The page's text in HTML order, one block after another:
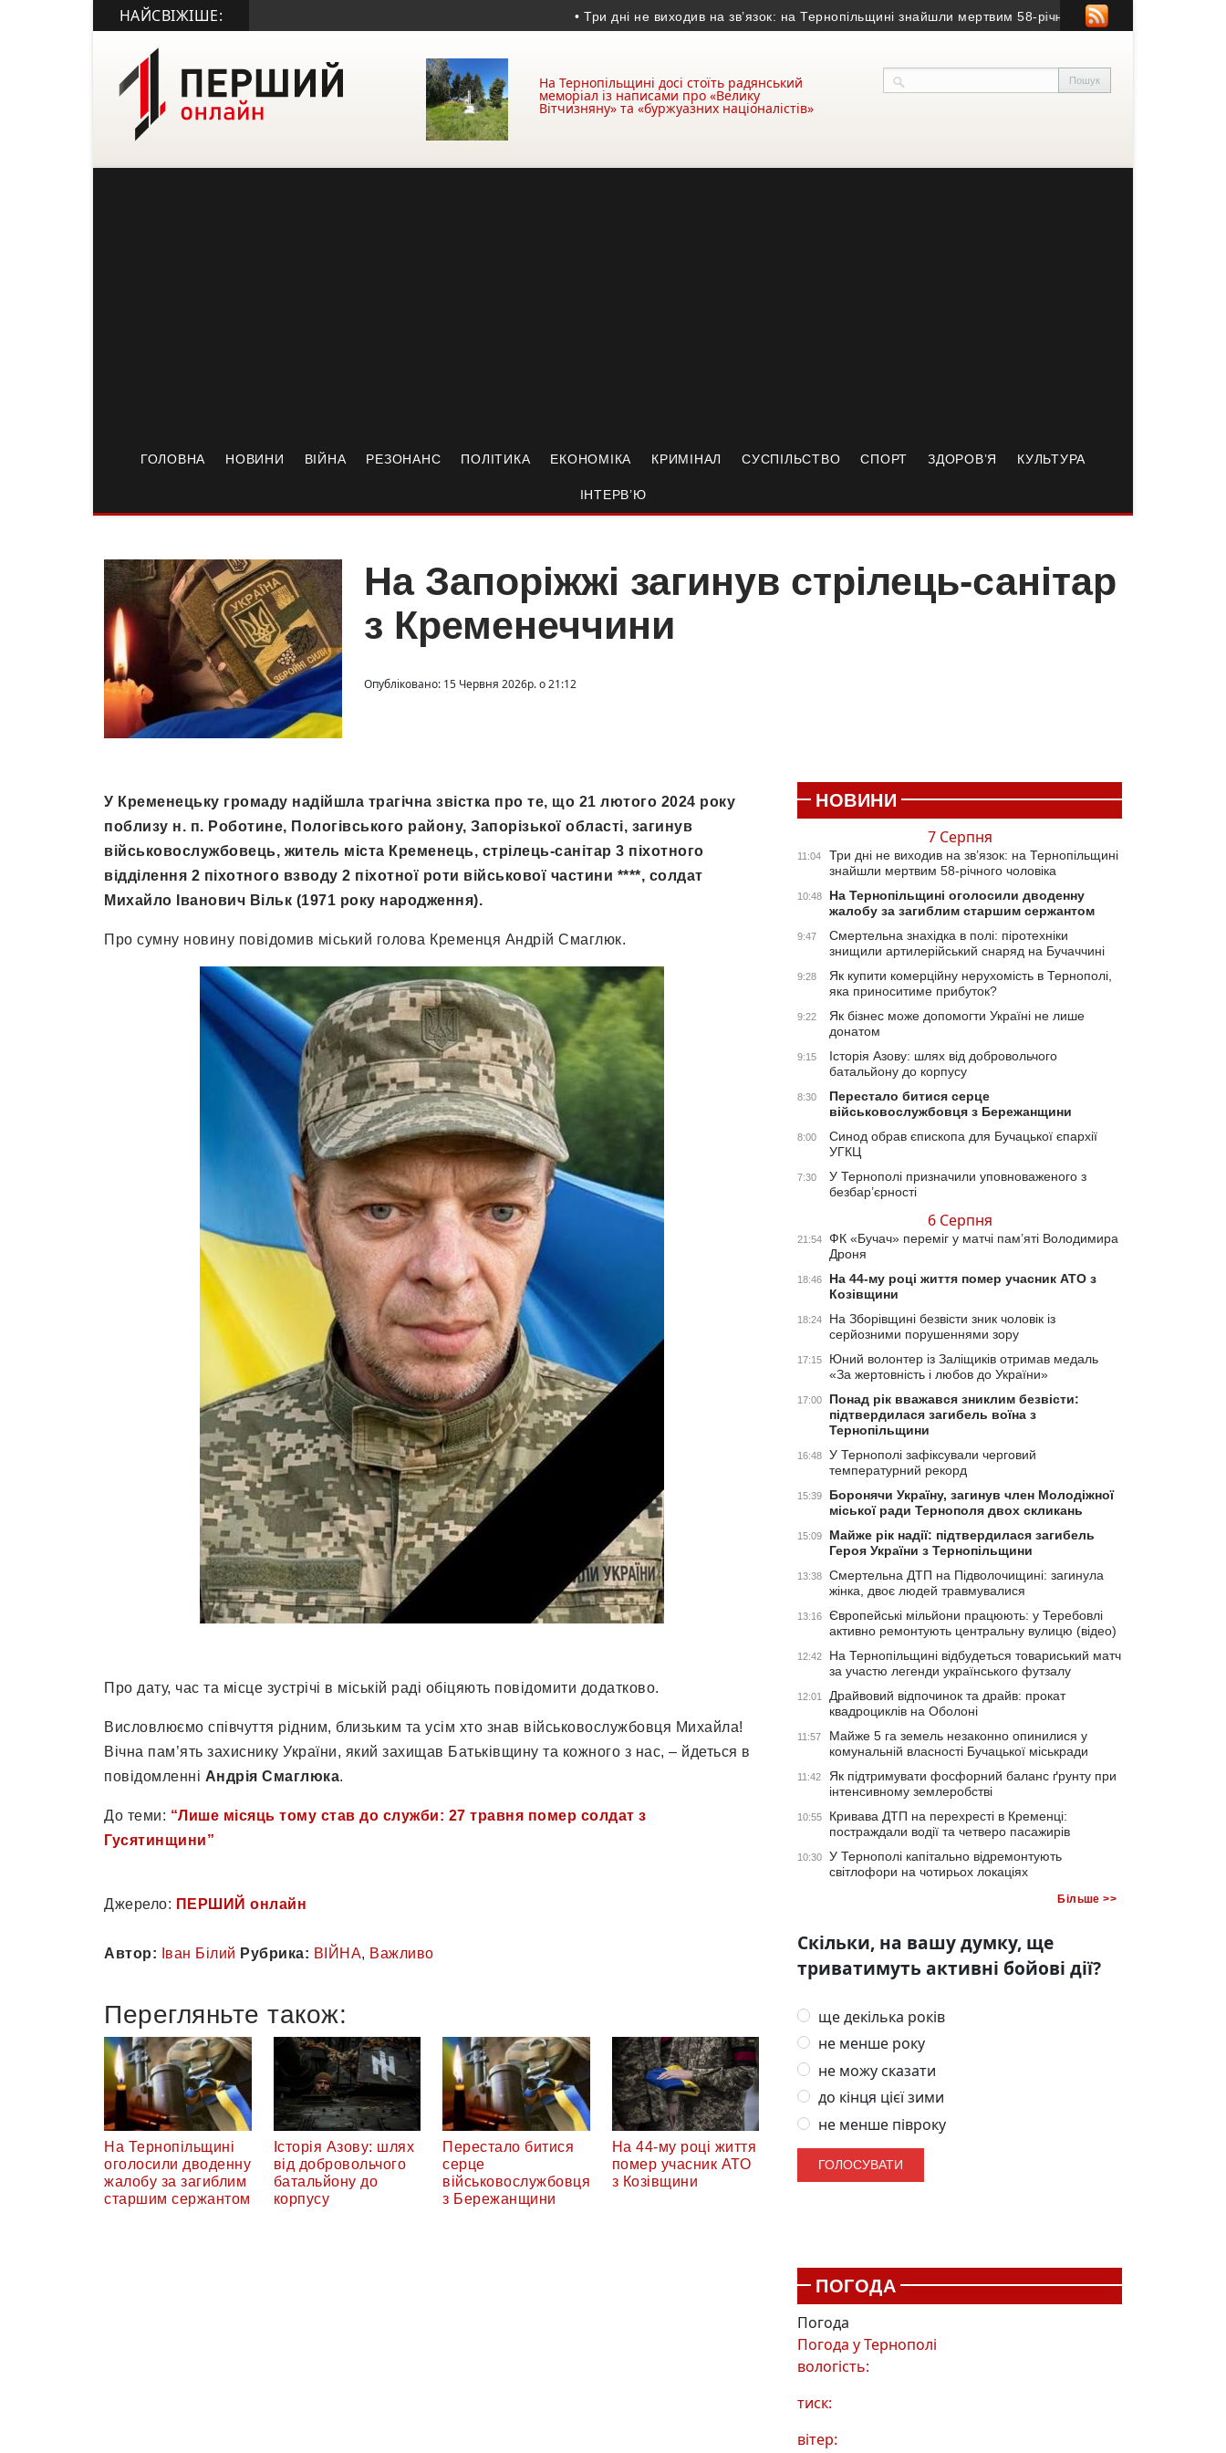
НАЙСВІЖІШЕ: • Три дні не виходив на зв’язок: на Тернопільщині знайшли мертвим 58-річного чоловіка • На
На Тернопільщині досі стоїть радянський
меморіал із написами про «Велику
Вітчизняну» та «буржуазних націоналістів»
ГОЛОВНА НОВИНИ ВІЙНА РЕЗОНАНС ПОЛІТИКА ЕКОНОМІКА КРИМІНАЛ СУСПІЛЬСТВО СПОРТ ЗДОРОВ’Я КУЛЬТУРА
ІНТЕРВ’Ю
На Запоріжжі загинув стрілець-санітар
з Кременеччини
Опубліковано: 15 Червня 2026р. о 21:12
У Кременецьку громаду надійшла трагічна звістка про те, що 21 лютого 2024 року
поблизу н. п. Роботине, Пологівського району, Запорізької області, загинув
військовослужбовець, житель міста Кременець, стрілець-санітар 3 піхотного
відділення 2 піхотного взводу 2 піхотної роти військової частини ****, солдат
Михайло Іванович Вільк (1971 року народження).
Про сумну новину повідомив міський голова Кременця Андрій Смаглюк.
Про дату, час та місце зустрічі в міській раді обіцяють повідомити додатково.
Висловлюємо співчуття рідним, близьким та усім хто знав військовослужбовця Михайла!
Вічна пам’ять захиснику України, який захищав Батьківщину та кожного з нас, – йдеться в
повідомленні Андрія Смаглюка.
До теми: “Лише місяць тому став до служби: 27 травня помер солдат з
Гусятинщини”
Джерело: ПЕРШИЙ онлайн
Автор: Іван Білий Рубрика: ВІЙНА, Важливо
Перегляньте також:
На Тернопільщині
оголосили дводенну
жалобу за загиблим
старшим сержантом
Історія Азову: шлях
від добровольчого
батальйону до
корпусу
Перестало битися
серце
військовослужбовця
з Бережанщини
На 44-му році життя
помер учасник АТО
з Козівщини
НОВИНИ
7 Серпня
11:04
Три дні не виходив на зв’язок: на Тернопільщині
знайшли мертвим 58-річного чоловіка
10:48
На Тернопільщині оголосили дводенну
жалобу за загиблим старшим сержантом
9:47
Смертельна знахідка в полі: піротехніки
знищили артилерійський снаряд на Бучаччині
9:28
Як купити комерційну нерухомість в Тернополі,
яка приноситиме прибуток?
9:22
Як бізнес може допомогти Україні не лише
донатом
9:15
Історія Азову: шлях від добровольчого
батальйону до корпусу
8:30
Перестало битися серце
військовослужбовця з Бережанщини
8:00
Синод обрав єпископа для Бучацької єпархії
УГКЦ
7:30
У Тернополі призначили уповноваженого з
безбар’єрності
6 Серпня
21:54
ФК «Бучач» переміг у матчі пам’яті Володимира
Дроня
18:46
На 44-му році життя помер учасник АТО з
Козівщини
18:24
На Зборівщині безвісти зник чоловік із
серйозними порушеннями зору
17:15
Юний волонтер із Заліщиків отримав медаль
«За жертовність і любов до України»
17:00
Понад рік вважався зниклим безвісти:
підтвердилася загибель воїна з
Тернопільщини
16:48
У Тернополі зафіксували черговий
температурний рекорд
15:39
Боронячи Україну, загинув член Молодіжної
міської ради Тернополя двох скликань
15:09
Майже рік надії: підтвердилася загибель
Героя України з Тернопільщини
13:38
Смертельна ДТП на Підволочищині: загинула
жінка, двоє людей травмувалися
13:16
Європейські мільйони працюють: у Теребовлі
активно ремонтують центральну вулицю (відео)
12:42
На Тернопільщині відбудеться товариський матч
за участю легенди українського футзалу
12:01
Драйвовий відпочинок та драйв: прокат
квадроциклів на Оболоні
11:57
Майже 5 га земель незаконно опинилися у
комунальній власності Бучацької міськради
11:42
Як підтримувати фосфорний баланс ґрунту при
інтенсивному землеробстві
10:55
Кривава ДТП на перехресті в Кременці:
постраждали водії та четверо пасажирів
10:30
У Тернополі капітально відремонтують
світлофори на чотирьох локаціях
Більше >>
Скільки, на вашу думку, ще
триватимуть активні бойові дії?
ще декілька років
не менше року
не можу сказати
до кінця цієї зими
не менше півроку
ПОГОДА
Погода
Погода уТернополі
вологість:
тиск:
вітер: